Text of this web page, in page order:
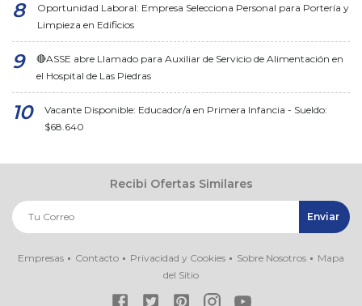
Oportunidad Laboral: Empresa Selecciona Personal para Portería y
Limpieza en Edificios
🔴ASSE abre Llamado para Auxiliar de Servicio de Alimentación en
el Hospital de Las Piedras
Vacante Disponible: Educador/a en Primera Infancia - Sueldo:
$68.640
Recibi Ofertas Similares
Empresas Contacto Privacidad y Cookies Sobre Nosotros
Mapa
del Sitio